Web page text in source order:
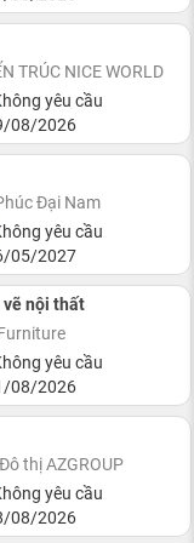
TRÚC NICE WORLD
yêu cầu
08/2026
Đại Nam
yêu cầu
05/2027
vẽ nội thất
yêu cầu
08/2026
thị AZGROUP
yêu cầu
08/2026